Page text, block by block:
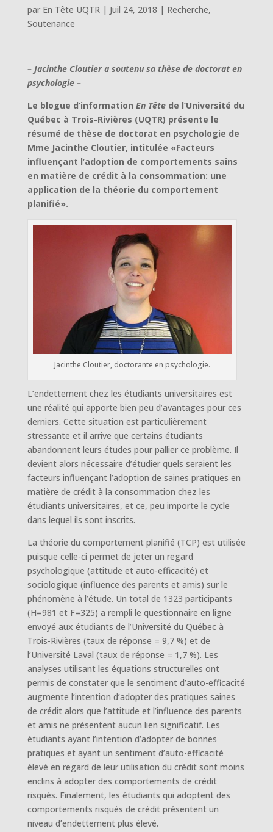
par En Tête UQTR| Juil 24, 2018 | Recherche,
Soutenance
– Jacinthe Cloutier a soutenu sa thèse de doctorat en
psychologie –
Le blogue d’information En Têtede l’Université du
Québec à Trois-Rivières (UQTR) présente le
résumé de thèse de doctorat en psychologie de
Mme Jacinthe Cloutier, intitulée «Facteurs
influençant l’adoption de comportements sains
en matière de crédit à la consommation: une
application de la théorie du comportement
planifié».
Jacinthe Cloutier, doctorante en psychologie.
L’endettement chez les étudiants universitaires est
une réalité qui apporte bien peu d’avantages pour ces
derniers. Cette situation est particulièrement
stressante et il arrive que certains étudiants
abandonnent leurs études pour pallier ce problème. Il
devient alors nécessaire d’étudier quels seraient les
facteurs influençant l’adoption de saines pratiques en
matière de crédit à la consommation chez les
étudiants universitaires, et ce, peu importe le cycle
dans lequel ils sont inscrits.
La théorie du comportement planifié (TCP) est utilisée
puisque celle-ci permet de jeter un regard
psychologique (attitude et auto-efficacité) et
sociologique (influence des parents et amis) sur le
phénomène à l’étude. Un total de 1323 participants
(H=981 et F=325) a rempli le questionnaire en ligne
envoyé aux étudiants de l’Université du Québec à
Trois-Rivières (taux de réponse = 9,7 %) et de
l’Université Laval (taux de réponse = 1,7 %). Les
analyses utilisant les équations structurelles ont
permis de constater que le sentiment d’auto-efficacité
augmente l’intention d’adopter des pratiques saines
de crédit alors que l’attitude et l’influence des parents
et amis ne présentent aucun lien significatif. Les
étudiants ayant l’intention d’adopter de bonnes
pratiques et ayant un sentiment d’auto-efficacité
élevé en regard de leur utilisation du crédit sont moins
enclins à adopter des comportements de crédit
risqués. Finalement, les étudiants qui adoptent des
comportements risqués de crédit présentent un
niveau d’endettement plus élevé.